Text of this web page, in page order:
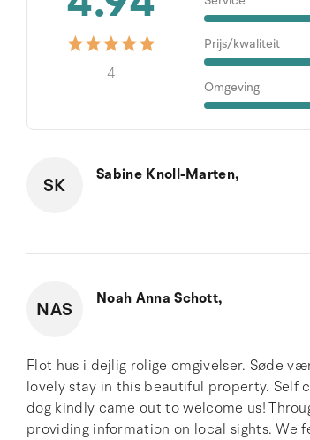
4
Prijs/kwaliteit
Omgeving
SK Sabine Knoll-Marten,
NAS Noah Anna Schott,
Flot hus i dejlig rolige omgivelser. Søde
lovely stay in this beautiful property. Self
dog kindly came out to welcome us!
providing information on local sights. We